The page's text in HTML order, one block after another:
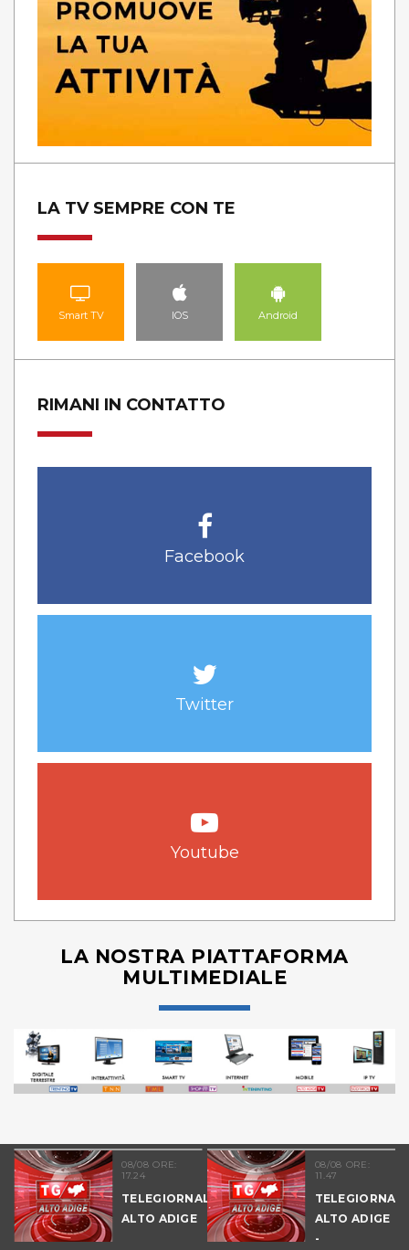
LA TV SEMPRE CON TE
Smart TV IOS Android
RIMANI IN CONTATTO
Facebook
Twitter
Youtube
LA NOSTRA PIATTAFORMA
MULTIMEDIALE
08/08 ORE:
17.24
TELEGIORNALE
ALTO ADIGE
08/08 ORE:
11.47
ALTO ADIGE
-